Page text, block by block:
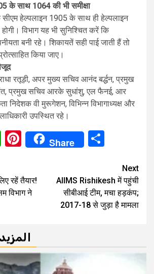
के साथ 1064 की भी समीक्षा
हेल्पलाइन 1905 के साथ ही हेल्पलाइन
होगी। विभाग यह भी सुनिश्चित करें कि
बनी रहे। शिकायतें सही पाई जाती हैं तो
किया जाए।
रतूड़ी, अपर मुख्य सचिव आनंद बर्द्धन, प्रमुख
पंत, प्रमुख सचिव आरके सुधांशु, एल फैनई, आर
निदेशक वी मुरूगेशन, विभिन्न विभागाध्यक्ष और
उपस्थित रहे।
WhatsApp
Pinterest
Share
रहें तैयार!
विभाग ने
Next
AIIMS Rishikesh में पहुंची
सीबीआई टीम, मचा हड़कंप;
2017-18 से जुड़ा है मामला